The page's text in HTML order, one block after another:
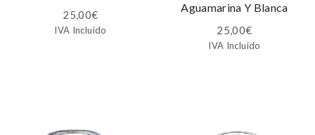
25,00€
IVA Incluido
Aguamarina Y Blanca
25,00€
IVA Incluido